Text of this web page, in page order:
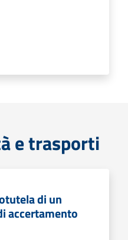
e trasporti
di un
accertamento